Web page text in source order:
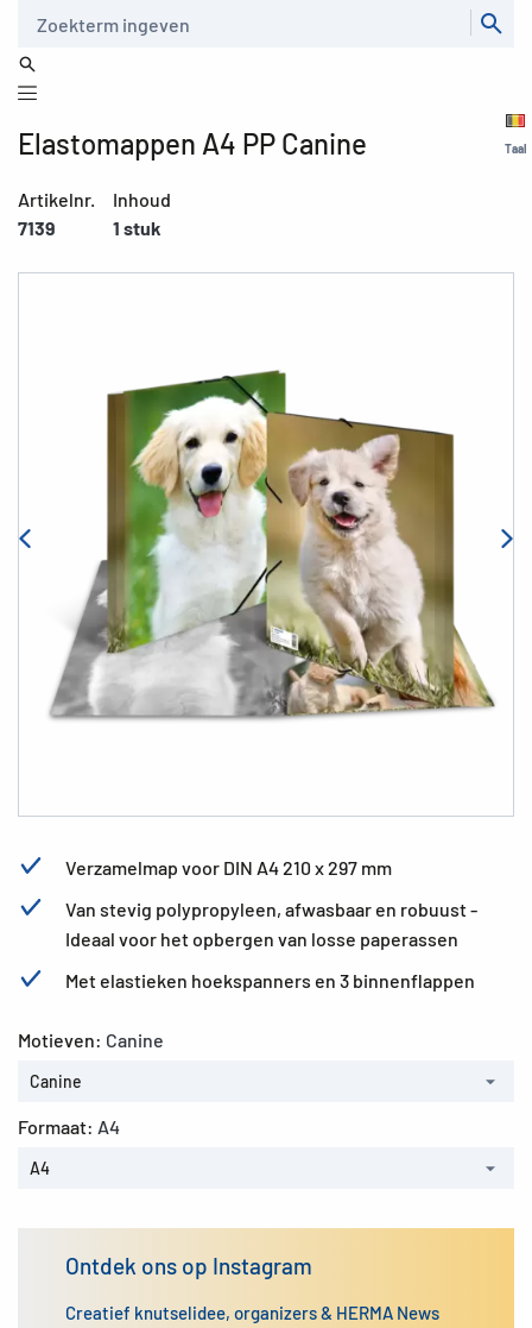
Taal
Elastomappen A4 PP Canine
Artikelnr.
7139
Inhoud
1 stuk
Verzamelmap voor DIN A4 210 x 297 mm
Van stevig polypropyleen, afwasbaar en robuust -
Ideaal voor het opbergen van losse paperassen
Met elastieken hoekspanners en 3 binnenflappen
Motieven: Canine
Canine
Formaat: A4
A4
Ontdek ons op Instagram
Creatief knutselidee, organizers & HERMA News